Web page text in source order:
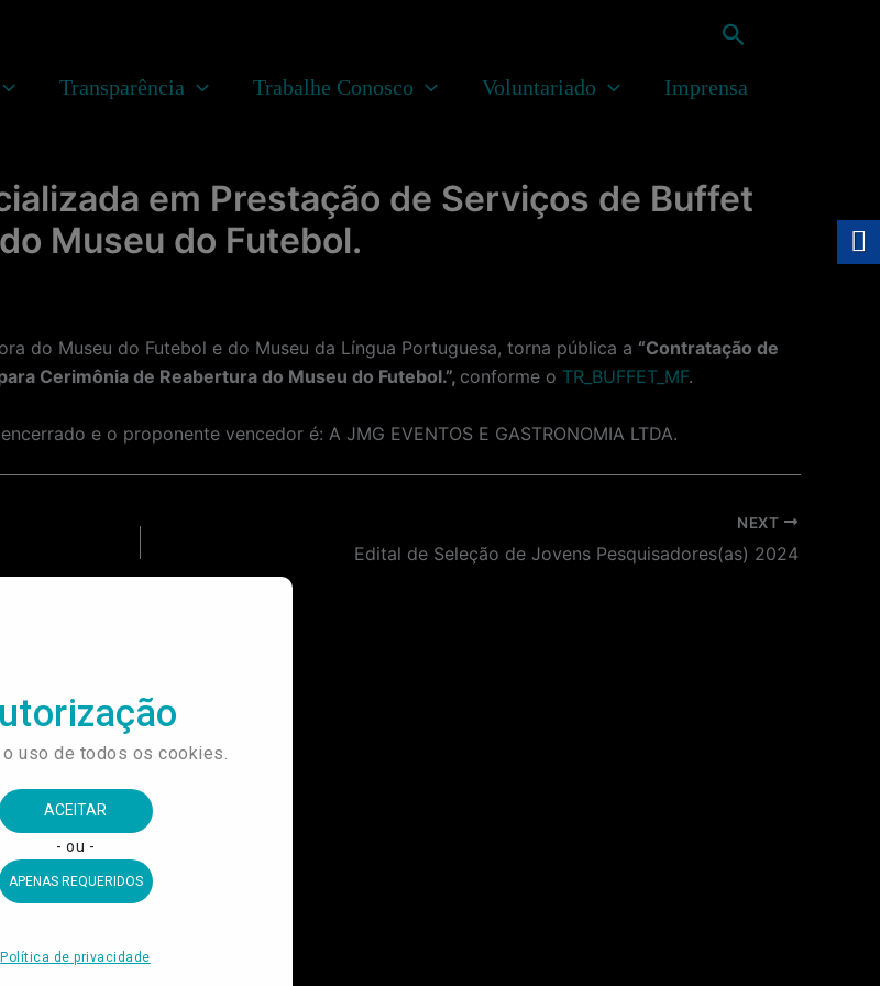
Pesquisar
Transparência Trabalhe Conosco Voluntariado Imprensa
em Prestação de Serviços de Buffet
Museu do Futebol.
do Museu do Futebol e do Museu da Língua Portuguesa, torna pública a “Contratação de
Cerimônia de Reabertura do Museu do Futebol.”, conforme o TR_BUFFET_MF.
e o proponente vencedor é: A JMG EVENTOS E GASTRONOMIA LTDA.
NEXT
Edital de Seleção de Jovens Pesquisadores(as) 2024